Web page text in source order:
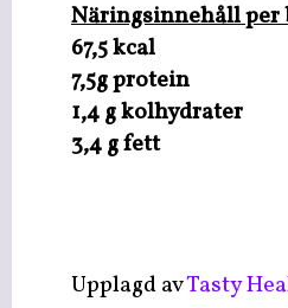
Näringsinnehåll per
67,5 kcal
7,5g protein
1,4 g kolhydrater
3,4 g fett
Upplagd avTasty